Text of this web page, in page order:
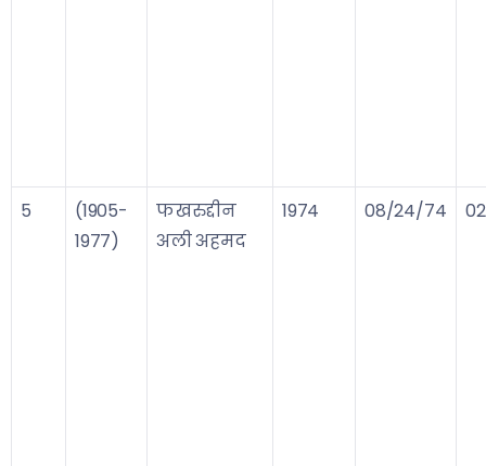
5
(1905-
1977)
फखरुद्दीन
अली अहमद
1974 08/24/74